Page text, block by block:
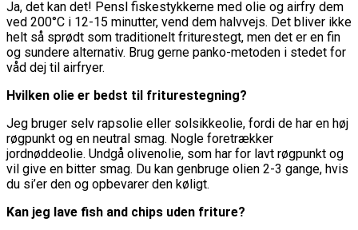
Ja, det kan det! Pensl fiskestykkerne med olie og airfry dem
ved 200°C i 12-15 minutter, vend dem halvvejs. Det bliver ikke
helt så sprødt som traditionelt friturestegt, men det er en fin
og sundere alternativ. Brug gerne panko-metoden i stedet for
våd dej til airfryer.
Hvilken olie er bedst til friturestegning?
Jeg bruger selv rapsolie eller solsikkeolie, fordi de har en høj
røgpunkt og en neutral smag. Nogle foretrækker
jordnøddeolie. Undgå olivenolie, som har for lavt røgpunkt og
vil give en bitter smag. Du kan genbruge olien 2-3 gange, hvis
du si’er den og opbevarer den køligt.
Kan jeg lave fish and chips uden friture?